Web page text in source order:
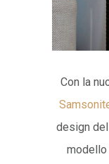
Con la
design
modello